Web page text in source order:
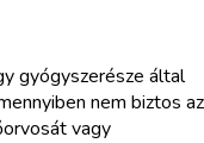
gyógyszerésze által
nem biztos az
vagy